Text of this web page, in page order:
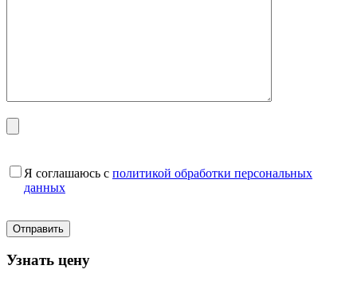
Я соглашаюсь с политикой обработки персональных
данных
Узнать цену